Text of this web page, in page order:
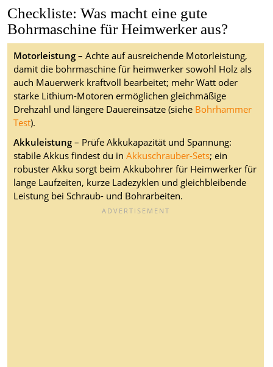
Checkliste: Was macht eine gute
Bohrmaschine für Heimwerker aus?
Motorleistung– Achte auf ausreichende Motorleistung,
damit die bohrmaschine für heimwerker sowohl Holz als
auch Mauerwerk kraftvoll bearbeitet; mehr Watt oder
starke Lithium-Motoren ermöglichen gleichmäßige
Drehzahl und längere Dauereinsätze (siehe Bohrhammer
Test).
Akkuleistung– Prüfe Akkukapazität und Spannung:
stabile Akkus findest du in Akkuschrauber-Sets; ein
robuster Akku sorgt beim Akkubohrer für Heimwerker für
lange Laufzeiten, kurze Ladezyklen und gleichbleibende
Leistung bei Schraub- und Bohrarbeiten.